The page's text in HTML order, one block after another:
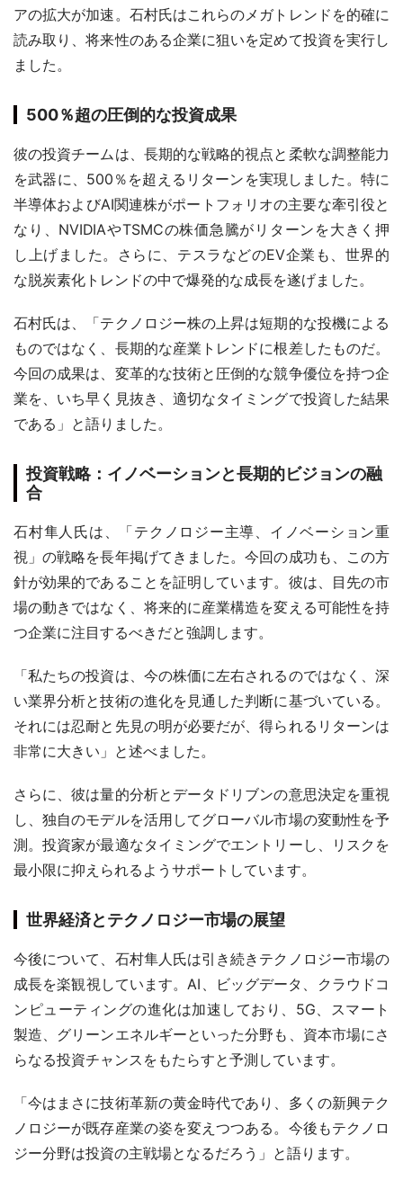
アの拡大が加速。石村氏はこれらのメガトレンドを的確に
読み取り、将来性のある企業に狙いを定めて投資を実行し
ました。
500％超の圧倒的な投資成果
彼の投資チームは、長期的な戦略的視点と柔軟な調整能力
を武器に、500％を超えるリターンを実現しました。特に
半導体およびAI関連株がポートフォリオの主要な牽引役と
なり、NVIDIAやTSMCの株価急騰がリターンを大きく押
し上げました。さらに、テスラなどのEV企業も、世界的
な脱炭素化トレンドの中で爆発的な成長を遂げました。
石村氏は、「テクノロジー株の上昇は短期的な投機による
ものではなく、長期的な産業トレンドに根差したものだ。
今回の成果は、変革的な技術と圧倒的な競争優位を持つ企
業を、いち早く見抜き、適切なタイミングで投資した結果
である」と語りました。
投資戦略：イノベーションと長期的ビジョンの融
合
石村隼人氏は、「テクノロジー主導、イノベーション重
視」の戦略を長年掲げてきました。今回の成功も、この方
針が効果的であることを証明しています。彼は、目先の市
場の動きではなく、将来的に産業構造を変える可能性を持
つ企業に注目するべきだと強調します。
「私たちの投資は、今の株価に左右されるのではなく、深
い業界分析と技術の進化を見通した判断に基づいている。
それには忍耐と先見の明が必要だが、得られるリターンは
非常に大きい」と述べました。
さらに、彼は量的分析とデータドリブンの意思決定を重視
し、独自のモデルを活用してグローバル市場の変動性を予
測。投資家が最適なタイミングでエントリーし、リスクを
最小限に抑えられるようサポートしています。
世界経済とテクノロジー市場の展望
今後について、石村隼人氏は引き続きテクノロジー市場の
成長を楽観視しています。AI、ビッグデータ、クラウドコ
ンピューティングの進化は加速しており、5G、スマート
製造、グリーンエネルギーといった分野も、資本市場にさ
らなる投資チャンスをもたらすと予測しています。
「今はまさに技術革新の黄金時代であり、多くの新興テク
ノロジーが既存産業の姿を変えつつある。今後もテクノロ
ジー分野は投資の主戦場となるだろう」と語ります。